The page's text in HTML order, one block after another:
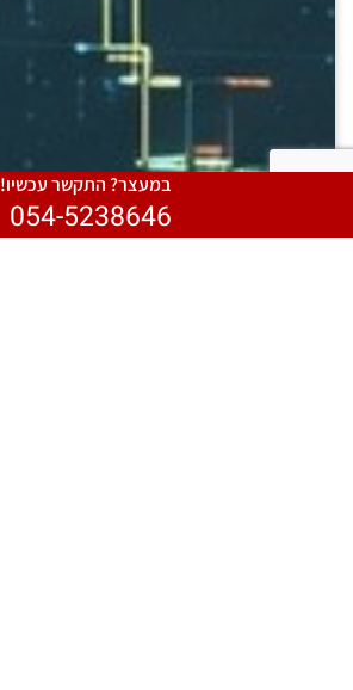
במעצר? התקשר עכשיו!
054-5238646